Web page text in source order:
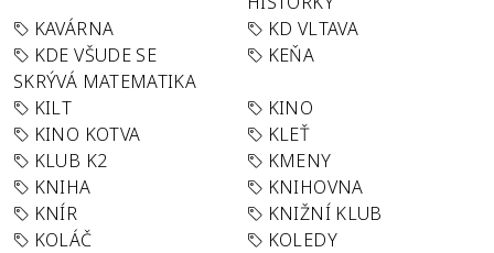
KAVÁRNA
KD VLTAVA
KDE VŠUDE SE
SKRÝVÁ MATEMATIKA
KEŇA
KILT
KINO
KINO KOTVA
KLEŤ
KLUB K2
KMENY
KNIHA
KNIHOVNA
KNÍR
KNIŽNÍ KLUB
KOLÁČ
KOLEDY